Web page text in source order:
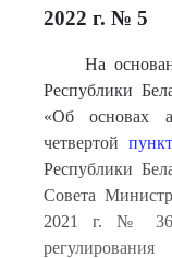
2022 г. № 5
На
Республики
«Об основах
четвертой
Республики
Совета
2021 г. № 363,